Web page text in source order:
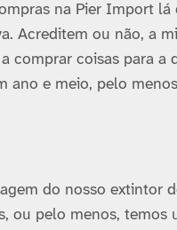
na Pier Import
Acreditem ou não, a
comprar coisas para a
ano e meio, pelo
do nosso extintor
ou pelo menos, temos